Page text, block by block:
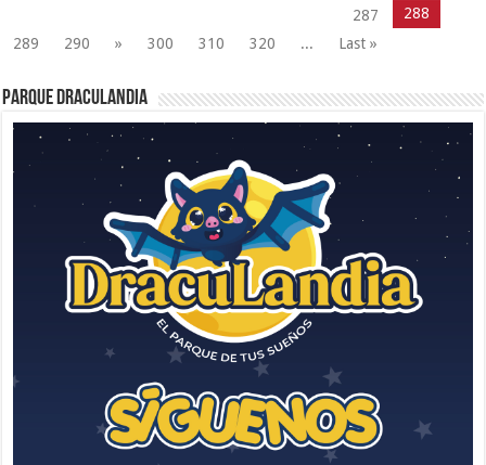
287
288
289
290 » 300 310 320 ... Last »
Parque Draculandia